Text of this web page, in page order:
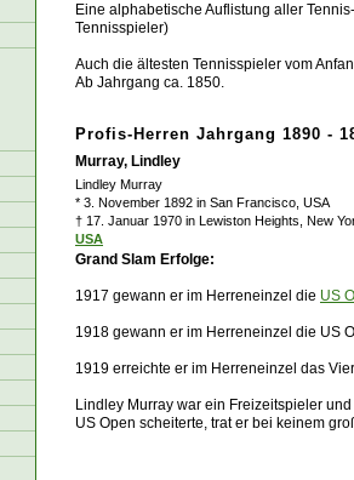
Eine alphabetische Auflistung aller
Tennisspieler)
Auch die ältesten Tennisspieler vom
Ab Jahrgang ca. 1850.
Profis-Herren Jahrgang 1890 -
Murray, Lindley
Lindley Murray
* 3. November 1892 in San Francisco, USA
† 17. Januar 1970 in Lewiston Heights, New
USA
Grand Slam Erfolge:
1917 gewann er im Herreneinzel die US
1918 gewann er im Herreneinzel die US
1919 erreichte er im Herreneinzel das
Lindley Murray war ein Freizeitspieler
US Open scheiterte, trat er bei keinem